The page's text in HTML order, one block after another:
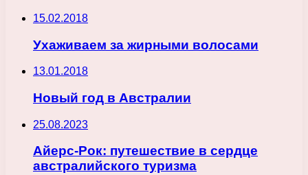
15.02.2018
Ухаживаем за жирными волосами
13.01.2018
Новый год в Австралии
25.08.2023
Айерс-Рок: путешествие в сердце
австралийского туризма